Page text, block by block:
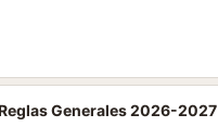
Generales 2026-2027